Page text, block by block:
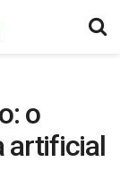
o
artificial